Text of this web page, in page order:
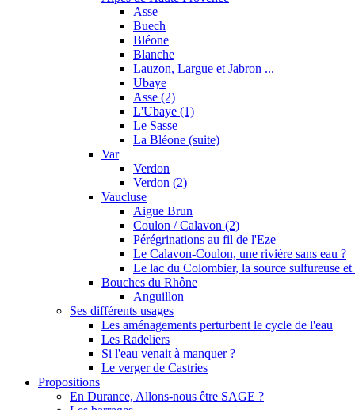
Asse
Buech
Bléone
Blanche
Lauzon, Largue et Jabron ...
Ubaye
Asse (2)
L'Ubaye (1)
Le Sasse
La Bléone (suite)
Var
Verdon
Verdon (2)
Vaucluse
Aigue Brun
Coulon / Calavon (2)
Pérégrinations au fil de l'Eze
Le Calavon-Coulon, une rivière sans eau ?
Le lac du Colombier, la source sulfureuse
Bouches du Rhône
Anguillon
Ses différents usages
Les aménagements perturbent le cycle de l'eau
Les Radeliers
Si l'eau venait à manquer ?
Le verger de Castries
Propositions
En Durance, Allons-nous être SAGE ?